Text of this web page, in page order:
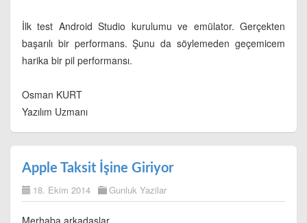
İlk test Android Studio kurulumu ve emülator. Gerçekten
başarılı bir performans. Şunu da söylemeden geçemicem
harika bir pil performansı.
Osman KURT
Yazılım Uzmanı
Apple Taksit İşine Giriyor
18. Ekim 2014 Gunluk Yazilar